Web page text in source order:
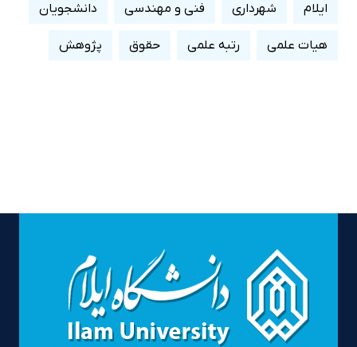
ایلام شهرداری فنی و مهندسی دانشجویان
هیات علمی رتبه علمی حقوق پژوهش